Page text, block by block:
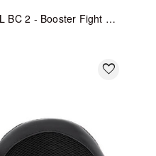
Pattes d'Ours BFG Focus Mitts PML BC 2 - Booster Fight Gear - Noir
favorite_border